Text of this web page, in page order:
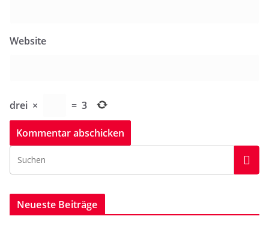
Website
drei × = 3
Neueste Beiträge